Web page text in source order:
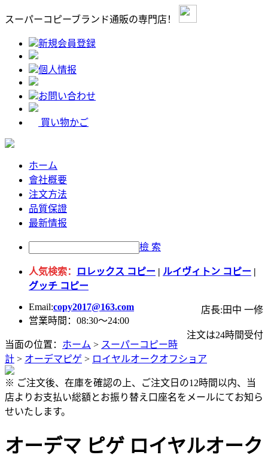
スーパーコピーブランド通販の専門店！
新規会員登録
個人情报
お問い合わせ
買い物かご
ホーム
會社概要
注文方法
品質保證
最新情报
檢 索
人気検索： ロレックス コピー | ルイヴィトン コピー |
グッチ コピー
Email:copy2017@163.com
店長:田中 一修
営業時間：08:30～24:00
注文は24時間受付
当面の位置： ホーム > スーパーコピー時
計 > オーデマピゲ > ロイヤルオークオフショア
※ ご注文後、在庫を確認の上、ご注文日の12時間以内、当
店よりお支払い総額とお振り替え口座名をメールにてお知ら
せいたします。
オーデマ ピゲ ロイヤルオーク